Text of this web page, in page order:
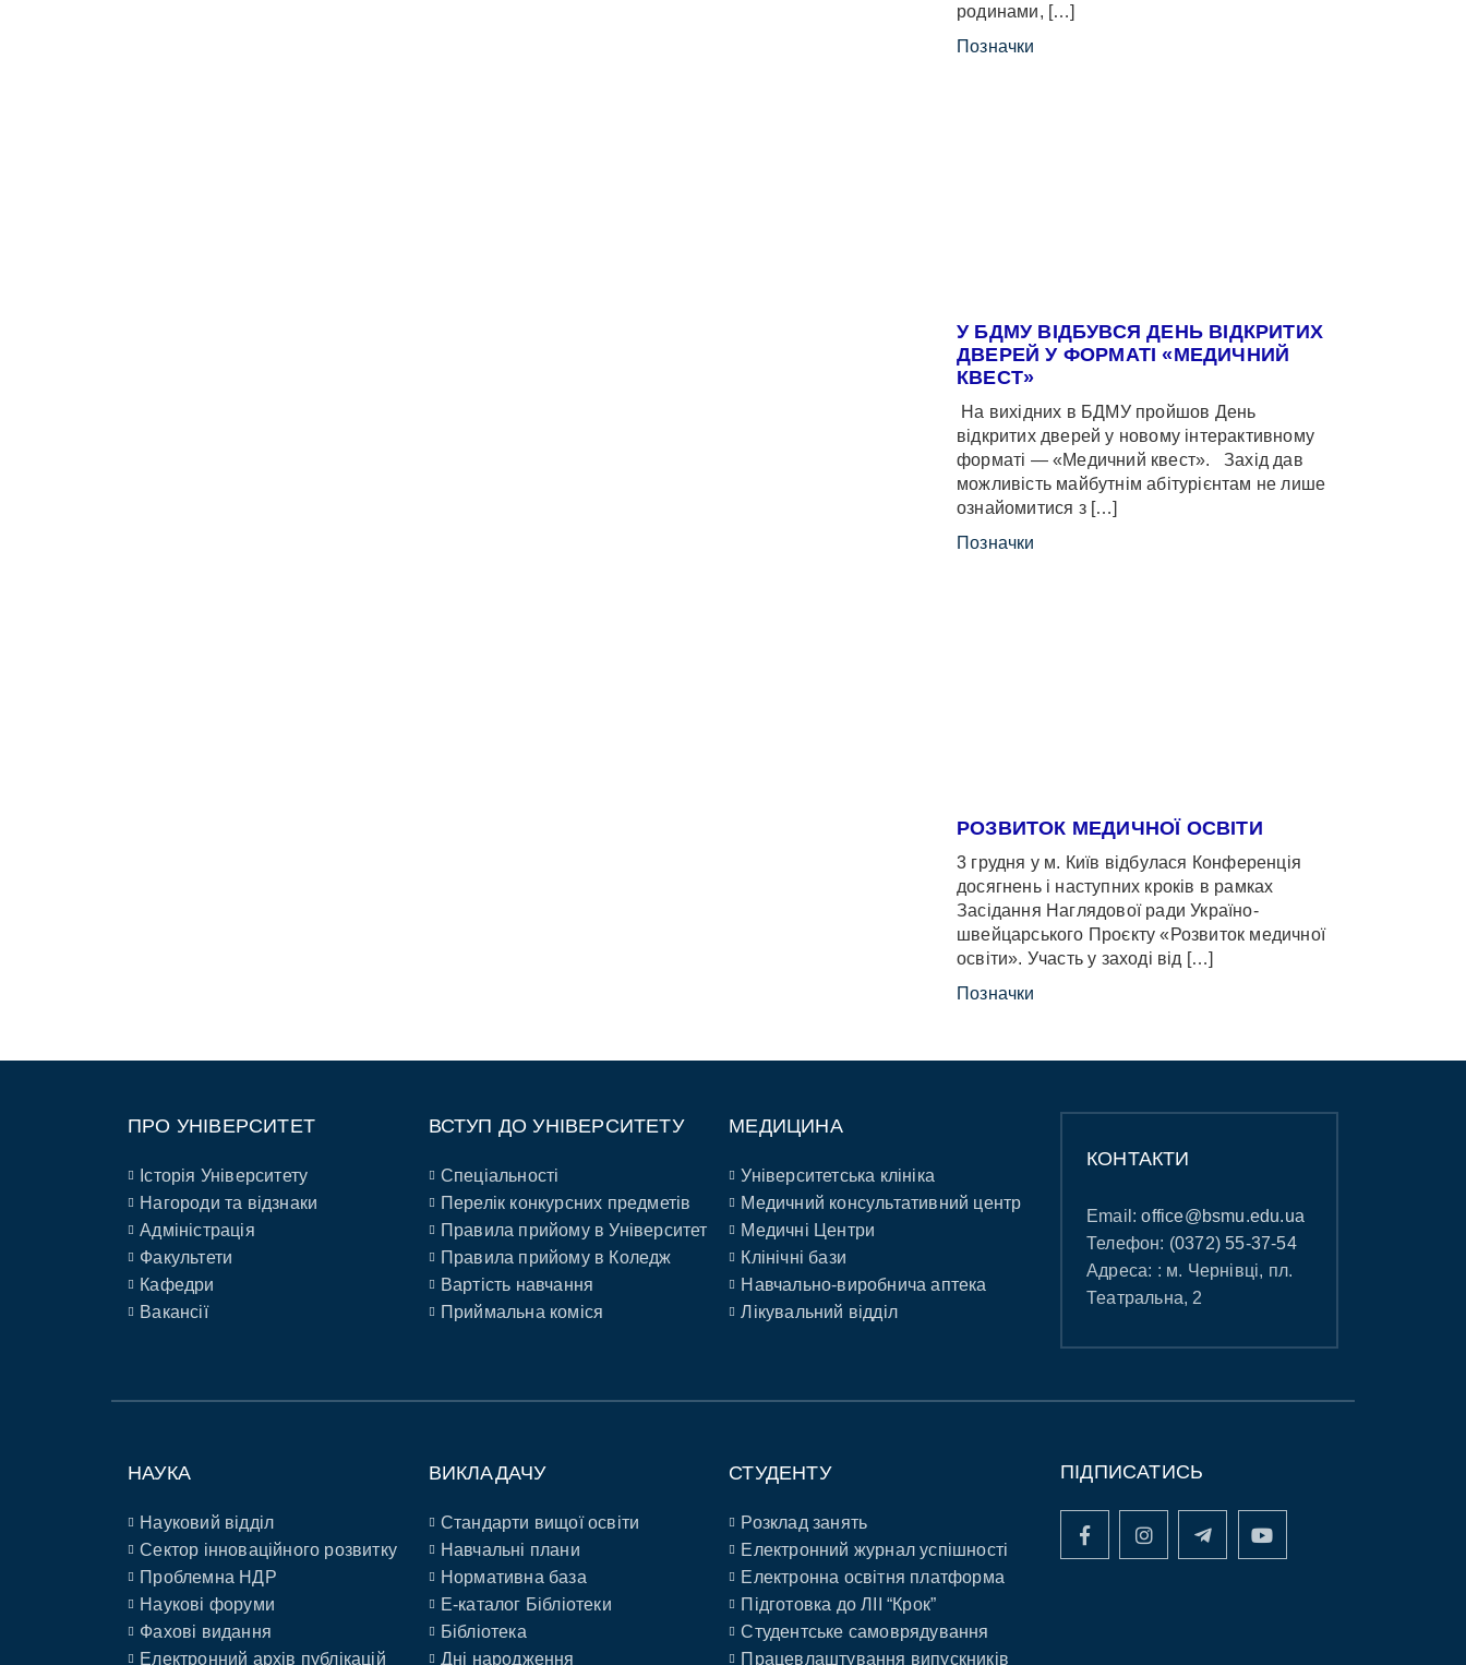
родинами, […]
Позначки
У БДМУ ВІДБУВСЯ ДЕНЬ ВІДКРИТИХ
ДВЕРЕЙ У ФОРМАТІ «МЕДИЧНИЙ
КВЕСТ»
На вихідних в БДМУ пройшов День
відкритих дверей у новому інтерактивному
форматі — «Медичний квест». Захід дав
можливість майбутнім абітурієнтам не лише
ознайомитися з […]
Позначки
РОЗВИТОК МЕДИЧНОЇ ОСВІТИ
3 грудня у м. Київ відбулася Конференція
досягнень і наступних кроків в рамках
Засідання Наглядової ради Україно-
швейцарського Проєкту «Розвиток медичної
освіти». Участь у заході від […]
Позначки
ПРО УНІВЕРСИТЕТ
Історія Університету
Нагороди та відзнаки
Адміністрація
Факультети
Кафедри
Вакансії
ВСТУП ДО УНІВЕРСИТЕТУ
Спеціальності
Перелік конкурсних предметів
Правила прийому в Університет
Правила прийому в Коледж
Вартість навчання
Приймальна коміся
МЕДИЦИНА
Університетська клініка
Медичний консультативний центр
Медичні Центри
Клінічні бази
Навчально-виробнича аптека
Лікувальний відділ
КОНТАКТИ
Email:office@bsmu.edu.ua
Телефон: (0372) 55-37-54
Адреса: : м. Чернівці, пл.
Театральна, 2
НАУКА
Науковий відділ
Сектор інноваційного розвитку
Проблемна НДР
Наукові форуми
Фахові видання
Електронний архів публікацій
ВИКЛАДАЧУ
Стандарти вищої освіти
Навчальні плани
Нормативна база
E-каталог Бібліотеки
Бібліотека
Дні народження
СТУДЕНТУ
Розклад занять
Електронний журнал успішності
Електронна освітня платформа
Підготовка до ЛІІ “Крок”
Студентське самоврядування
Працевлаштування випускників
ПІДПИСАТИСЬ